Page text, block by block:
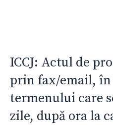
ICCJ: Actul de
prin fax/email,
termenului care
zile, după ora la